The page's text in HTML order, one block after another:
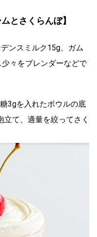
とさくらんぼ】
ンスミルク15g、ガム
々をブレンダーなどで
3gを入れたボウルの底
て、適量を絞ってさく